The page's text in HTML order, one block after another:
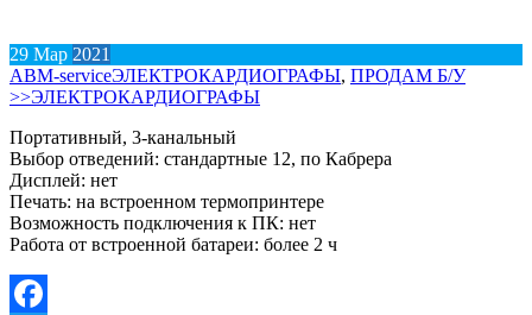
29 Мар 2021
АВM-serviceЭЛЕКТРОКАРДИОГРАФЫ, ПРОДАМ Б/У
>>ЭЛЕКТРОКАРДИОГРАФЫ
Портативный, 3-канальный
Выбор отведений: стандартные 12, по Кабрера
Дисплей: нет
Печать: на встроенном термопринтере
Возможность подключения к ПК: нет
Работа от встроенной батареи: более 2 ч